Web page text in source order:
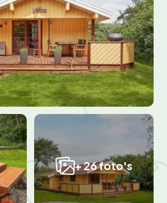
+ 26 foto's